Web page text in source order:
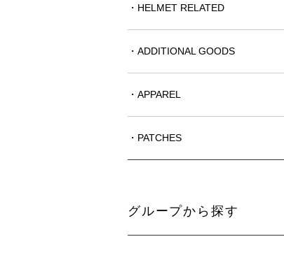
・HELMET RELATED
・ADDITIONAL GOODS
・APPAREL
・PATCHES
グループから探す